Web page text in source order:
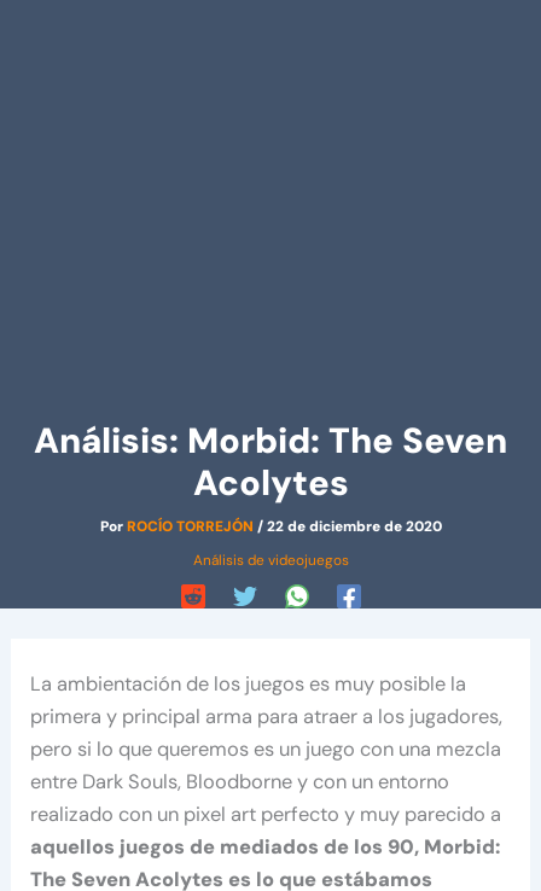
Análisis: Morbid: The Seven
Acolytes
PorROCÍO TORREJÓN /22 de diciembre de 2020
Análisis de videojuegos
La ambientación de los juegos es muy posible la
primera y principal arma para atraer a los jugadores,
pero si lo que queremos es un juego con una mezcla
entre Dark Souls, Bloodborne y con un entorno
realizado con un pixel art perfecto y muy parecido a
aquellos juegos de mediados de los 90, Morbid:
The Seven Acolytes es lo que estábamos